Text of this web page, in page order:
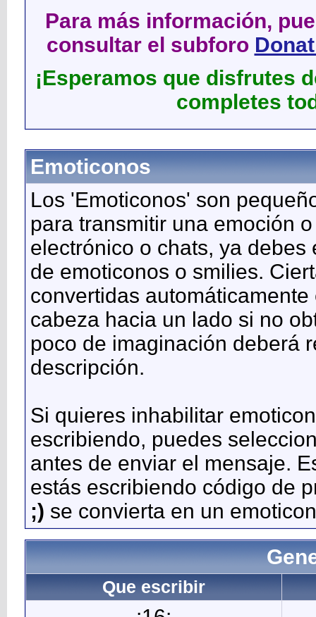
Para más información,
consultar el subforo
¡Esperamos que disfrutes
completes
Emoticonos
Los 'Emoticonos' son
para transmitir una emoción
electrónico o chats, ya
de emoticonos o smilies.
convertidas
cabeza hacia un lado si no
poco de imaginación deberá
descripción.
Si quieres inhabilitar
escribiendo, puedes
antes de enviar el mensaje.
estás escribiendo código de
;) se convierta en un
Que escribir